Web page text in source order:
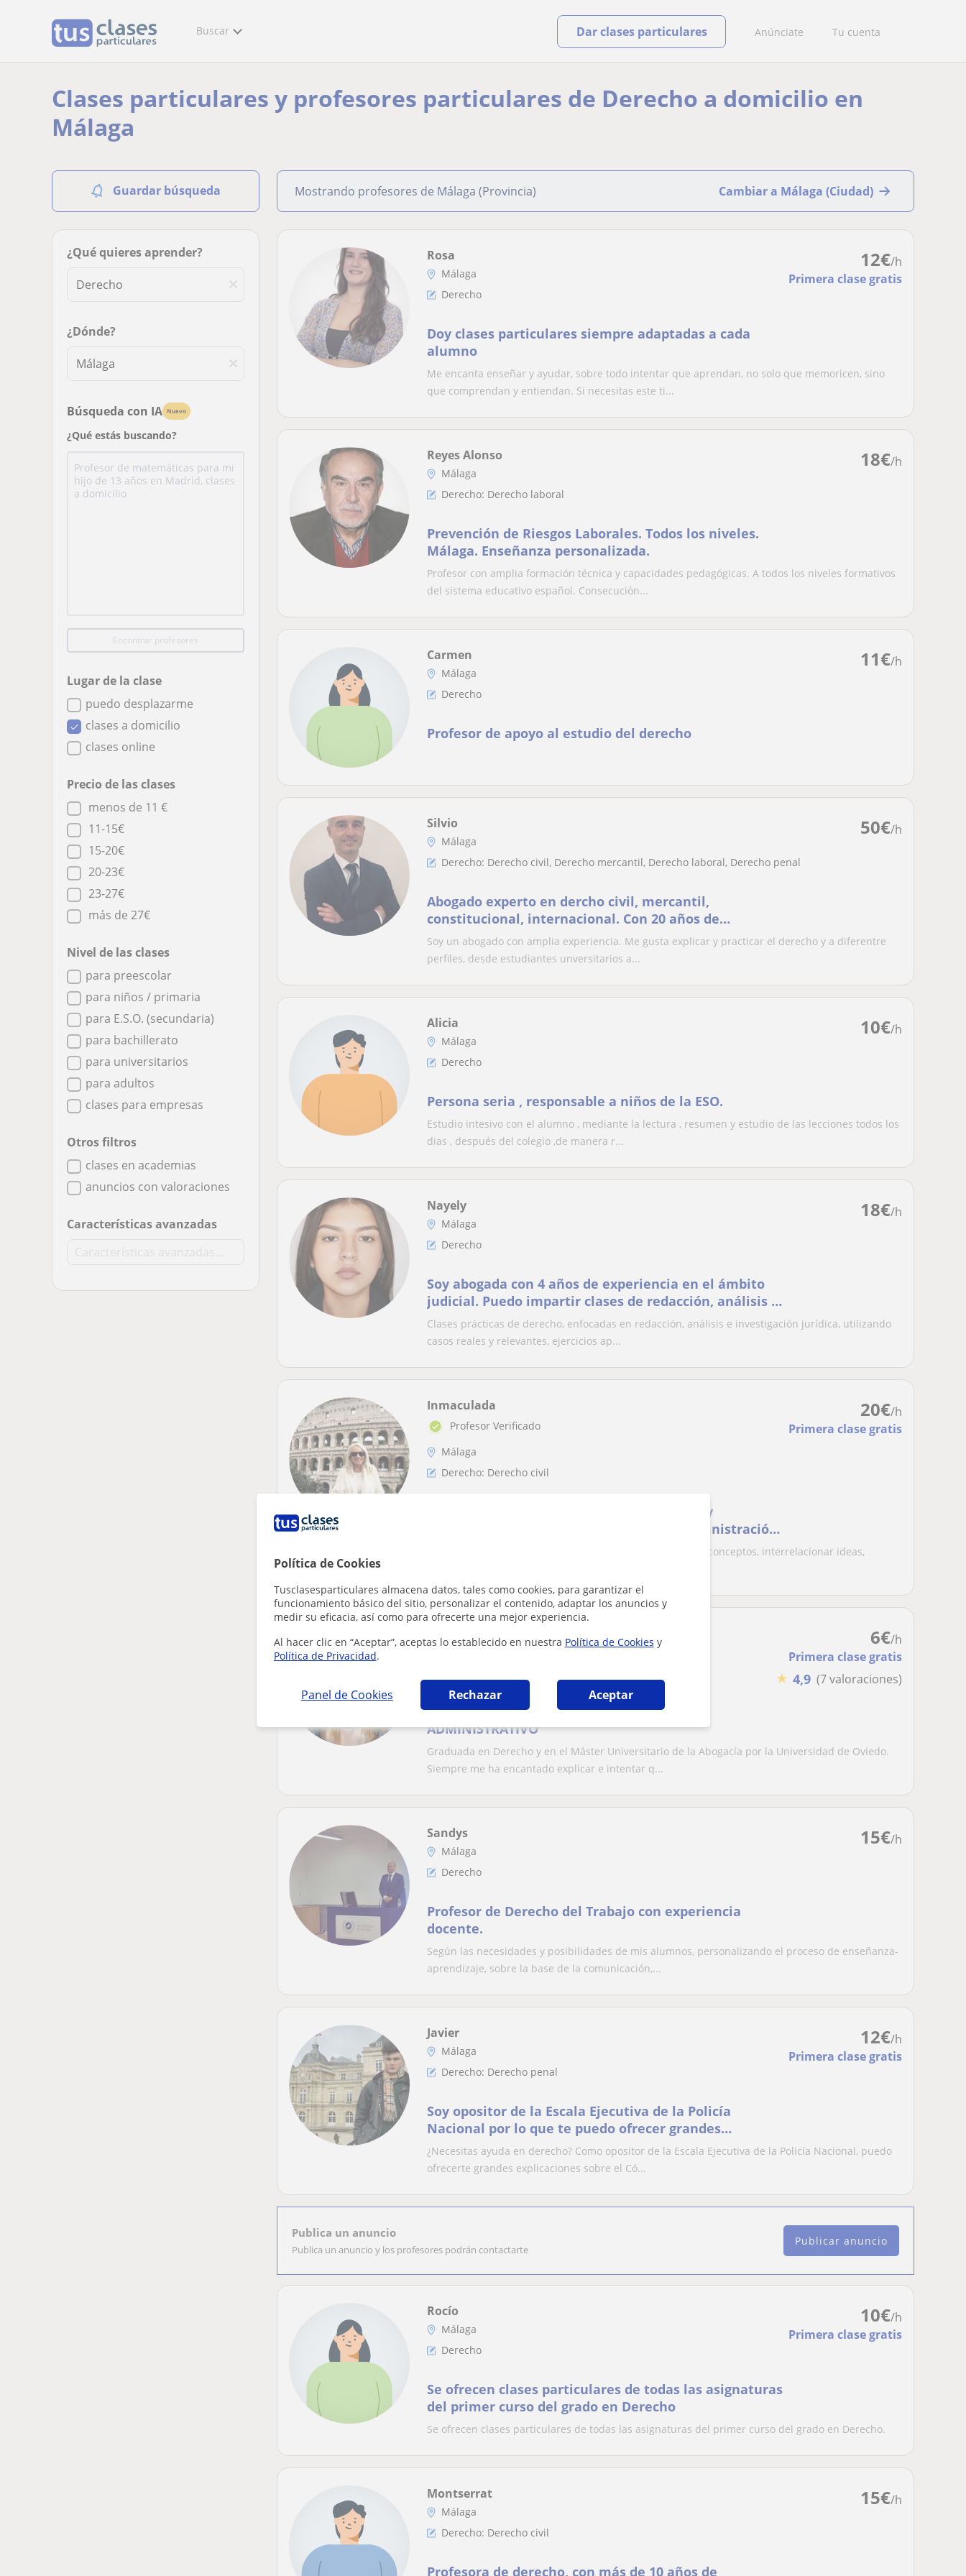
Política de Cookies
Tusclasesparticulares almacena datos, tales como cookies, para garantizar el
funcionamiento básico del sitio, personalizar el contenido, adaptar los anuncios y
medir su eficacia, así como para ofrecerte una mejor experiencia.
Al hacer clic en “Aceptar”, aceptas lo establecido en nuestra Política de Cookies y
Política de Privacidad.
Panel de Cookies Rechazar Aceptar
Buscar Anúnciate Tu cuenta
Dar clases particulares
Clases particulares y profesores particulares de Derecho a domicilio en
Málaga
Guardar búsqueda
¿Qué quieres aprender?
¿Dónde?
Búsqueda con IA Nuevo
¿Qué estás buscando?
Encontrar profesores
Lugar de la clase
puedo desplazarme
clases a domicilio
clases online
Precio de las clases
menos de 11 €
11-15€
15-20€
20-23€
23-27€
más de 27€
Nivel de las clases
para preescolar
para niños / primaria
para E.S.O. (secundaria)
para bachillerato
para universitarios
para adultos
clases para empresas
Otros filtros
clases en academias
anuncios con valoraciones
Características avanzadas
Mostrando profesores de Málaga (Provincia) Cambiar a Málaga (Ciudad)
12€/h
Primera clase gratis
Rosa
Málaga
Derecho
Doy clases particulares siempre adaptadas a cada
alumno
Me encanta enseñar y ayudar, sobre todo intentar que aprendan, no solo que memoricen, sino
que comprendan y entiendan. Si necesitas este ti...
18€/h
Reyes Alonso
Málaga
Derecho: Derecho laboral
Prevención de Riesgos Laborales. Todos los niveles.
Málaga. Enseñanza personalizada.
Profesor con amplia formación técnica y capacidades pedagógicas. A todos los niveles formativos
del sistema educativo español. Consecución...
11€/h
Carmen
Málaga
Derecho
Profesor de apoyo al estudio del derecho
50€/h
Silvio
Málaga
Derecho: Derecho civil, Derecho mercantil, Derecho laboral, Derecho penal
Abogado experto en dercho civil, mercantil,
constitucional, internacional. Con 20 años de
experiencia.
Soy un abogado con amplia experiencia. Me gusta explicar y practicar el derecho y a diferentre
perfiles, desde estudiantes unversitarios a...
10€/h
Alicia
Málaga
Derecho
Persona seria , responsable a niños de la ESO.
Estudio intesivo con el alumno , mediante la lectura , resumen y estudio de las lecciones todos los
dias , después del colegio ,de manera r...
18€/h
Nayely
Málaga
Derecho
Soy abogada con 4 años de experiencia en el ámbito
judicial. Puedo impartir clases de redacción, análisis e
investigación jurídica
Clases prácticas de derecho, enfocadas en redacción, análisis e investigación jurídica, utilizando
casos reales y relevantes, ejercicios ap...
20€/h
Primera clase gratis
Inmaculada
Profesor Verificado
Málaga
Derecho: Derecho civil
Clases de Derecho todas las asignaturas Soy
Funcionaria Abogada Técnico superior Administración
Local, vocación docente, clases particulares y
Te daré una buena base en Derecho, te ayudaré a aclarar conceptos, interrelacionar ideas,
6€/h
Primera clase gratis
★ 4,9 (7 valoraciones)
CLASES DE DERECHO PENAL Y DERECHO
ADMINISTRATIVO
Graduada en Derecho y en el Máster Universitario de la Abogacía por la Universidad de Oviedo.
Siempre me ha encantado explicar e intentar q...
15€/h
Sandys
Málaga
Derecho
Profesor de Derecho del Trabajo con experiencia
docente.
Según las necesidades y posibilidades de mis alumnos, personalizando el proceso de enseñanza-
aprendizaje, sobre la base de la comunicación,...
12€/h
Primera clase gratis
Javier
Málaga
Derecho: Derecho penal
Soy opositor de la Escala Ejecutiva de la Policía
Nacional por lo que te puedo ofrecer grandes
explicaciones del Código Penal
¿Necesitas ayuda en derecho? Como opositor de la Escala Ejecutiva de la Policía Nacional, puedo
ofrecerte grandes explicaciones sobre el Có...
Publica un anuncio
Publica un anuncio y los profesores podrán contactarte
Publicar anuncio
10€/h
Primera clase gratis
Rocío
Málaga
Derecho
Se ofrecen clases particulares de todas las asignaturas
del primer curso del grado en Derecho
Se ofrecen clases particulares de todas las asignaturas del primer curso del grado en Derecho.
15€/h
Montserrat
Málaga
Derecho: Derecho civil
Profesora de derecho, con más de 10 años de